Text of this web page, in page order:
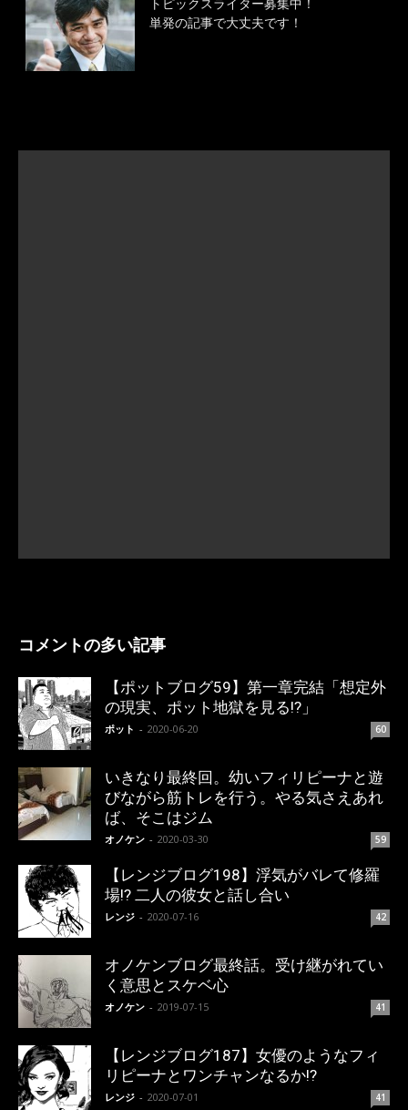
単発の記事で大丈夫です！
コメントの多い記事
【ポットブログ59】第一章完結「想定外
の現実、ポット地獄を見る!?」
ポット - 2020-06-20 60
いきなり最終回。幼いフィリピーナと遊
びながら筋トレを行う。やる気さえあれ
ば、そこはジム
オノケン - 2020-03-30 59
【レンジブログ198】浮気がバレて修羅
場!? 二人の彼女と話し合い
レンジ - 2020-07-16 42
オノケンブログ最終話。受け継がれてい
く意思とスケベ心
オノケン - 2019-07-15 41
【レンジブログ187】女優のようなフィ
リピーナとワンチャンなるか!?
レンジ - 2020-07-01 41